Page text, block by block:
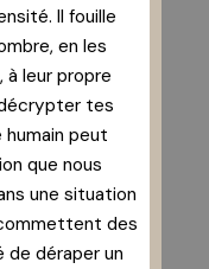
Il fouille
en les
à leur propre
tes
humain peut
que nous
une situation
des
de déraper un